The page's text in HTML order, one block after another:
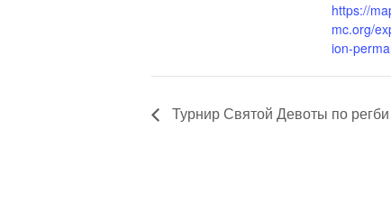
https://
mc.org/
ion-
Турнир Святой Девоты по регби